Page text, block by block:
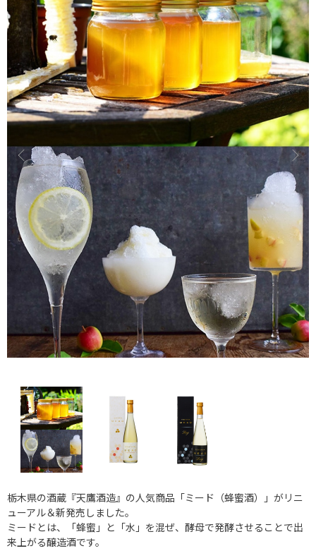
栃木県の酒蔵『天鷹酒造』の人気商品「ミード（蜂蜜酒）」がリニ
ューアル＆新発売しました。
ミードとは、「蜂蜜」と「水」を混ぜ、酵母で発酵させることで出
来上がる醸造酒です。